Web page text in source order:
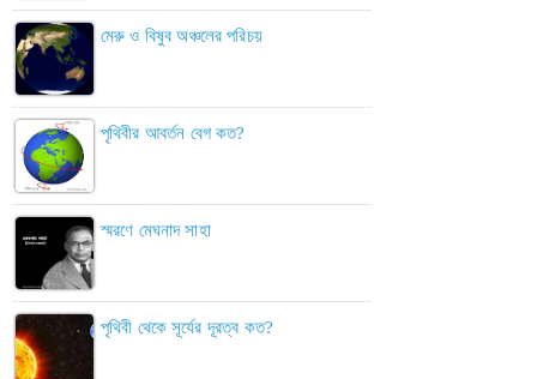
মেরু ও বিষুব অঞ্চলের পরিচয়
পৃথিবীর আবর্তন বেগ কত?
স্মরণে মেঘনাদ সাহা
পৃথিবী থেকে সূর্যের দূরত্ব কত?